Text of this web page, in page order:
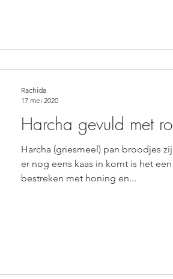
Harcha gevuld met
Harcha (griesmeel) pan broodjes
er nog eens kaas in komt is het
bestreken met honing en...
Rachida
17 mei 2020